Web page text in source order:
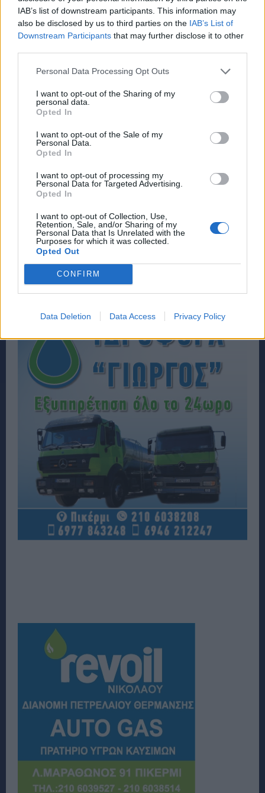
IAB’s list of downstream participants. This information may
also be disclosed by us to third parties on the IAB’s List of
Downstream Participants that may further disclose it to other
Personal Data Processing Opt Outs
I want to opt-out of the Sharing of my
personal data.
Opted In
I want to opt-out of the Sale of my
Personal Data.
Opted In
I want to opt-out of processing my
Personal Data for Targeted Advertising.
Opted In
I want to opt-out of Collection, Use,
Retention, Sale, and/or Sharing of my
Personal Data that Is Unrelated with the
Purposes for which it was collected.
Opted Out
CONFIRM
Data Deletion Data Access Privacy Policy